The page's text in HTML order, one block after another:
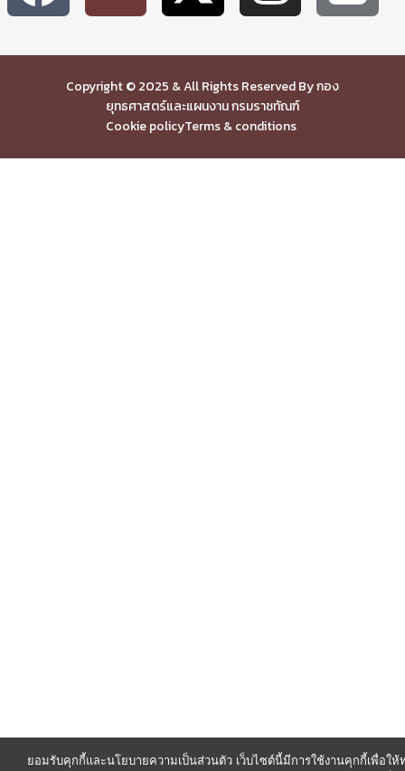
Copyright © 2025 & All Rights Reserved By กอง
ยุทธศาสตร์และแผนงาน กรมราชทัณฑ์
Cookie policyTerms & conditions
ยอมรับคุกกี้และนโยบายความเป็นส่วนตัว เว็บไซต์นี้มีการใช้งานคุกกี้เพื่อให้